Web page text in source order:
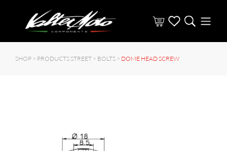
SHOP > PRODUCTS STREET > BOLTS > DOME HEAD SCREW